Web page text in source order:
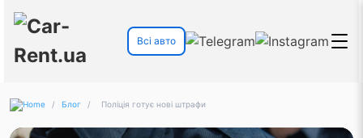
Всі авто
/ Блог / Поліція готує нові штрафи